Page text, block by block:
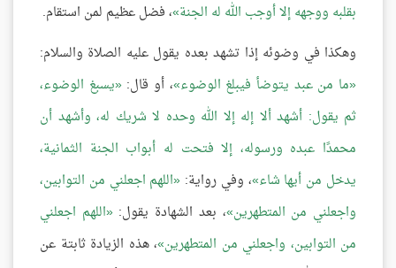
بقلبه ووجهه إلا أوجب الله له الجنة ، فضل عظيم لمن استقام.
وهكذا في وضوئه إذا تشهد بعده يقول عليه الصلاة والسلام:
ما من عبد يتوضأ فيبلغ الوضوء ، أو قال: يسبغ الوضوء،
ثم يقول: أشهد ألا إله إلا الله وحده لا شريك له، وأشهد أن
محمدًا عبده ورسوله، إلا فتحت له أبواب الجنة الثمانية،
يدخل من أيها شاء ، وفي رواية: اللهم اجعلني من التوابين،
واجعلني من المتطهرين ، بعد الشهادة يقول: اللهم اجعلني
من التوابين، واجعلني من المتطهرين ، هذه الزيادة ثابتة عن